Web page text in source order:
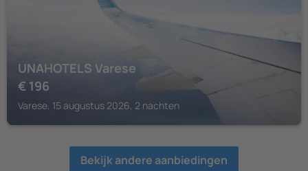
UNAHOTELS Varese
€ 196
Varese, 15 augustus 2026, 2 nachten
Bekijk andere aanbiedingen